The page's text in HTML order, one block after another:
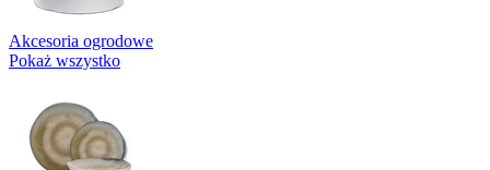
Akcesoria ogrodowe
Pokaż wszystko